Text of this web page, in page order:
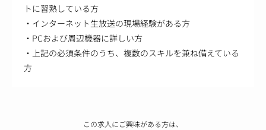
トに習熟している方
・インターネット生放送の現場経験がある方
・PCおよび周辺機器に詳しい方
・上記の必須条件のうち、複数のスキルを兼ね備えている
方
この求人にご興味がある方は、